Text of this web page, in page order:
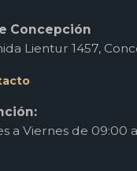
Concepción
Lientur 1457,
a Viernes de 09:00